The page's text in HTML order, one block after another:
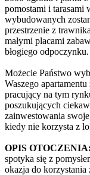
pomostami i tarasami
wybudowanych
przestrzenie z
małymi placami
błogiego odpoczynku.
Możecie Państwo
Waszego
pracujący na tym
poszukujących
zainwestowania
kiedy nie korzysta z
OPIS OTOCZENIA:
spotyka się z
okazja do